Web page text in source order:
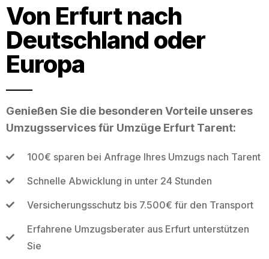
Von Erfurt nach
Deutschland oder
Europa
Genießen Sie die besonderen Vorteile unseres
Umzugsservices für Umzüge Erfurt Tarent:
100€ sparen bei Anfrage Ihres Umzugs nach Tarent
Schnelle Abwicklung in unter 24 Stunden
Versicherungsschutz bis 7.500€ für den Transport
Erfahrene Umzugsberater aus Erfurt unterstützen
Sie